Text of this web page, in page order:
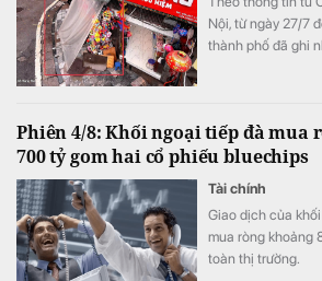
Nội, từ ngày 27/7
thành phố đã ghi
nâng cao hiệu
thông, trật tự đô
Phiên 4/8: Khối ngoại tiếp đà mua
700 tỷ gom hai cổ phiếu bluechips
Tài chính
Giao dịch của
mua ròng khoảng
toàn thị trường.